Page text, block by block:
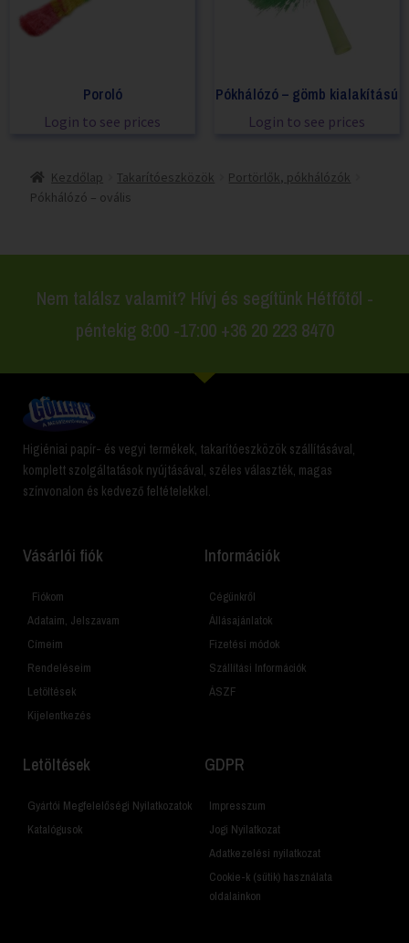
Poroló
Login to see prices
Pókhálózó – gömb kialakítású
Login to see prices
Kezdőlap Takarítóeszközök
Portörlők, pókhálózók
Pókhálózó – ovális
Nem találsz valamit? Hívj és segítünk Hétfőtől -
péntekig 8:00 -17:00 +36 20 223 8470
Higiéniai papír- és vegyi termékek, takarítóeszközök szállításával,
komplett szolgáltatások nyújtásával, széles választék, magas
színvonalon és kedvező feltételekkel.
Vásárlói fiók
Fiókom
Adataim, Jelszavam
Címeim
Rendeléseim
Letöltések
Kijelentkezés
Információk
Cégünkről
Állásajánlatok
Fizetési módok
Szállítási Információk
ÁSZF
Letöltések
Gyártói Megfelelőségi Nyilatkozatok
Katalógusok
GDPR
Impresszum
Jogi Nyilatkozat
Adatkezelési nyilatkozat
Cookie-k (sütik) használata
oldalainkon